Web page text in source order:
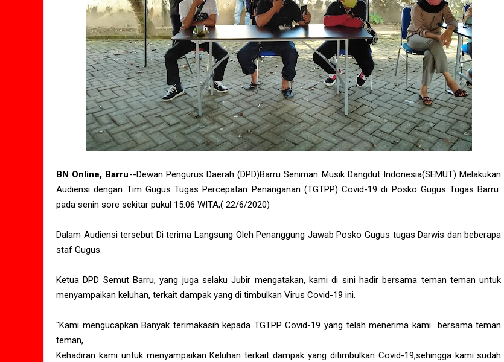
BN Online, Barru--Dewan Pengurus Daerah (DPD)Barru Seniman Musik Dangdut Indonesia(SEMUT) Melakukan
Audiensi dengan Tim Gugus Tugas Percepatan Penanganan (TGTPP) Covid-19 di Posko Gugus Tugas Barru
pada senin sore sekitar pukul 15:06 WITA,( 22/6/2020)
Dalam Audiensi tersebut Di terima Langsung Oleh Penanggung Jawab Posko Gugus tugas Darwis dan beberapa
staf Gugus.
Ketua DPD Semut Barru, yang juga selaku Jubir mengatakan, kami di sini hadir bersama teman teman untuk
menyampaikan keluhan, terkait dampak yang di timbulkan Virus Covid-19 ini.
"Kami mengucapkan Banyak terimakasih kepada TGTPP Covid-19 yang telah menerima kami bersama teman
teman,
Kehadiran kami untuk menyampaikan Keluhan terkait dampak yang ditimbulkan Covid-19,sehingga kami sudah